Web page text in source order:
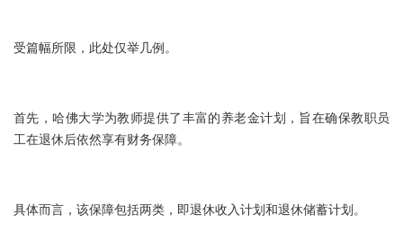
受篇幅所限，此处仅举几例。
首先，哈佛大学为教师提供了丰富的养老金计划，旨在确保教职员
工在退休后依然享有财务保障。
具体而言，该保障包括两类，即退休收入计划和退休储蓄计划。